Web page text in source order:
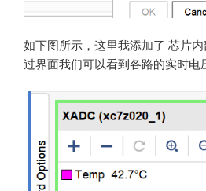
如下图所示，这里我添加了 芯片
过界面我们可以看到各路的实时电